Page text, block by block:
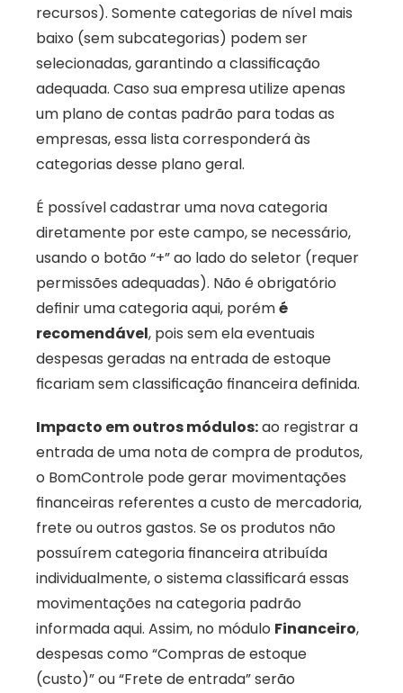
recursos). Somente categorias de nível mais
baixo (sem subcategorias) podem ser
selecionadas, garantindo a classificação
adequada. Caso sua empresa utilize apenas
um plano de contas padrão para todas as
empresas, essa lista corresponderá às
categorias desse plano geral.
É possível cadastrar uma nova categoria
diretamente por este campo, se necessário,
usando o botão “+” ao lado do seletor (requer
permissões adequadas). Não é obrigatório
definir uma categoria aqui, porém é
recomendável, pois sem ela eventuais
despesas geradas na entrada de estoque
ficariam sem classificação financeira definida.
Impacto em outros módulos: ao registrar a
entrada de uma nota de compra de produtos,
o BomControle pode gerar movimentações
financeiras referentes a custo de mercadoria,
frete ou outros gastos. Se os produtos não
possuírem categoria financeira atribuída
individualmente, o sistema classificará essas
movimentações na categoria padrão
informada aqui. Assim, no módulo Financeiro,
despesas como “Compras de estoque
(custo)” ou “Frete de entrada” serão